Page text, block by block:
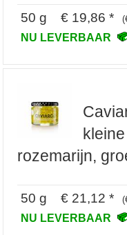
50 g € 19,86 *
NU LEVERBAAR
rozemarijn,
50 g € 21,12 *
NU LEVERBAAR